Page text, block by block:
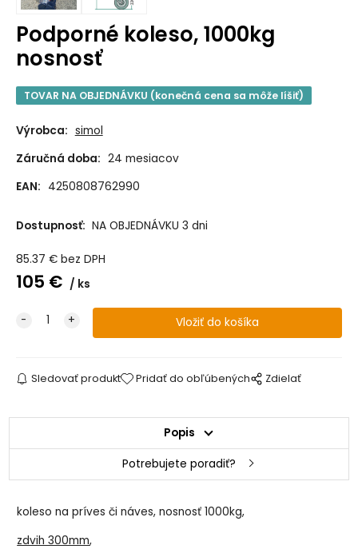
Podporné koleso, 1000kg
nosnosť
TOVAR NA OBJEDNÁVKU (konečná cena sa môže líšiť)
Výrobca: simol
Záručná doba: 24 mesiacov
EAN: 4250808762990
Dostupnosť: NA OBJEDNÁVKU 3 dni
85.37 € bez DPH
105 € ks
Sledovať produkt Pridať do obľúbených Zdielať
Popis
Potrebujete poradiť?
koleso na príves či náves, nosnosť 1000kg,
zdvih 300mm,